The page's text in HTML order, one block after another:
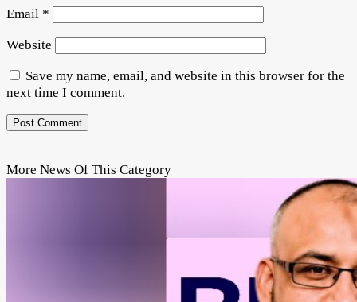
Email *
Website
Save my name, email, and website in this browser for the
next time I comment.
More News Of This Category